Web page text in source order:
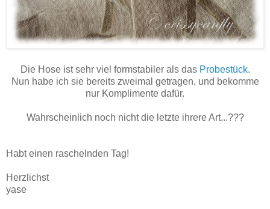
Die Hose ist sehr viel formstabiler als das Probestück.
Nun habe ich sie bereits zweimal getragen, und bekomme
nur Komplimente dafür.
Wahrscheinlich noch nicht die letzte ihrere Art...???
Habt einen raschelnden Tag!
Herzlichst
yase